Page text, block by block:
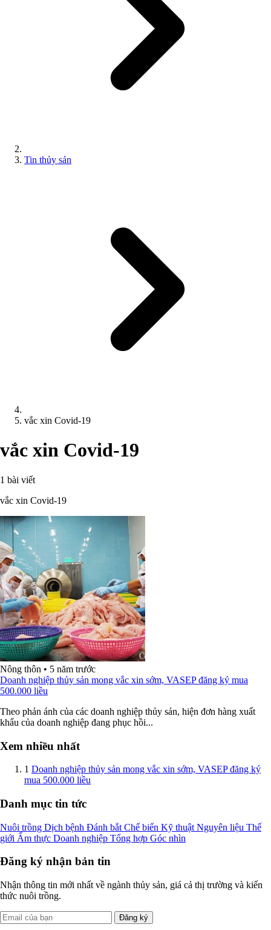
Tin thủy sản
vắc xin Covid-19
vắc xin Covid-19
1 bài viết
vắc xin Covid-19
Nông thôn • 5 năm trước
Doanh nghiệp thủy sản mong vắc xin sớm, VASEP đăng ký mua
500.000 liều
Theo phản ánh của các doanh nghiệp thủy sản, hiện đơn hàng xuất
khẩu của doanh nghiệp đang phục hồi...
Xem nhiều nhất
1 Doanh nghiệp thủy sản mong vắc xin sớm, VASEP đăng ký
mua 500.000 liều
Danh mục tin tức
Nuôi trồng Dịch bệnh Đánh bắt Chế biến Kỹ thuật Nguyên liệu Thế
giới Ẩm thực Doanh nghiệp Tổng hợp Góc nhìn
Đăng ký nhận bản tin
Nhận thông tin mới nhất về ngành thủy sản, giá cả thị trường và kiến
thức nuôi trồng.
Đăng ký